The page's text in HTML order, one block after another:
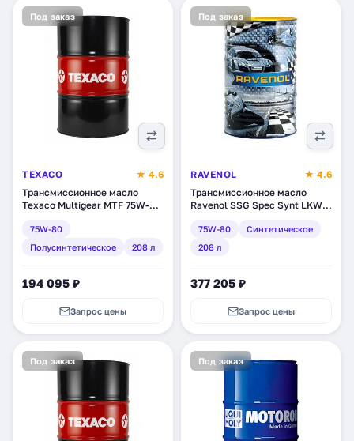
Под заказ
TEXACO
★ 4.6
Трансмиссионное масло
Texaco Multigear MTF 75W-
(830439DEE)
75W-80
Полусинтетическое
208 л
194 095 ₽
Запрос цены
Под заказ
RAVENOL
★ 4.6
Трансмиссионное масло
Ravenol SSG Spec Synt LKW
синтетическое, 208 л
(1221100-208)
75W-80
Синтетическое
208 л
377 205 ₽
Запрос цены
Под заказ Под заказ